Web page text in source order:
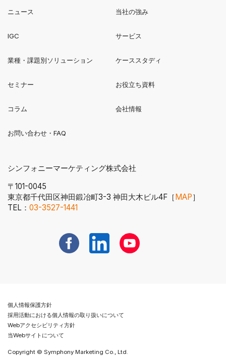
ニュース 当社の強み
IGC サービス
業種・課題別ソリューション ケーススタディ
セミナー お役立ち資料
コラム 会社情報
お問い合わせ・FAQ
シンフォニーマーケティング株式会社
〒101-0045
東京都千代田区神田鍛冶町3-3 神田大木ビル4F［ MAP］
TEL： 03-3527-1441
新規ウィンドウで開く
新規ウィンドウで開く
個人情報保護方針
採用活動における個人情報の取り扱いについて
Webアクセシビリティ方針
当Webサイトについて
Copyright © Symphony Marketing Co., Ltd.